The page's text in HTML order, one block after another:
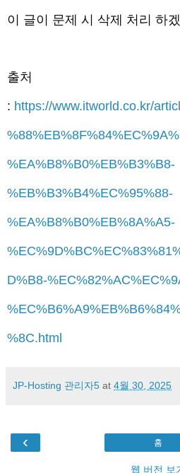
이 글이 문제 시 삭제 처리 하
출처
: https://www.itworld.co.kr/
%EA%B8%B0%EB%B3%B8-
%EB%B3%B4%EC%95%88-
%EA%B8%B0%EB%8A%A5-
D%B8-
%8C.html
JP-Hosting 관리자5 at 4월 30, 2025
‹ 홈
웹 버전 보